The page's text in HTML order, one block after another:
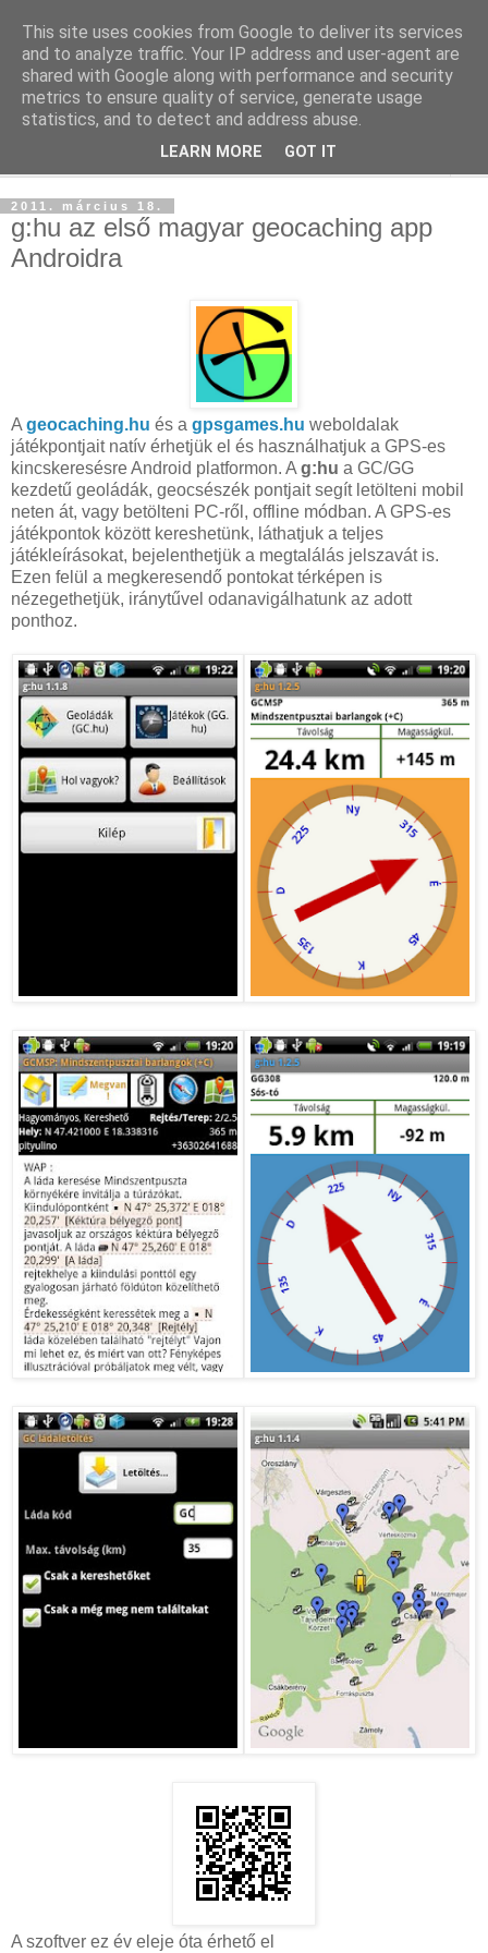
blog.sancho.hu
Egy techember blogja a mindennapok kütyüiről...
2011. március 18.
g:hu az első magyar geocaching app
Androidra
A geocaching.hu és a gpsgames.hu weboldalak
játékpontjait natív érhetjük el és használhatjuk a GPS-es
kincskeresésre Android platformon. A g:hu a GC/GG
kezdetű geoládák, geocsészék pontjait segít letölteni mobil
neten át, vagy betölteni PC-ről, offline módban. A GPS-es
játékpontok között kereshetünk, láthatjuk a teljes
játékleírásokat, bejelenthetjük a megtalálás jelszavát is.
Ezen felül a megkeresendő pontokat térképen is
nézegethetjük, iránytűvel odanavigálhatunk az adott
ponthoz.
A szoftver ez év eleje óta érhető el
This site uses cookies from Google to deliver its services
and to analyze traffic. Your IP address and user-agent are
shared with Google along with performance and security
metrics to ensure quality of service, generate usage
statistics, and to detect and address abuse.
LEARN MORE GOT IT